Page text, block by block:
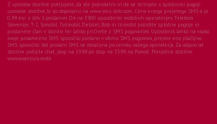
Z uporabo storitve potrjujete, da ste polnoletni in da se strinjate s splošnimi pogoji
uporabe storitve, ki so objavljeni na www.sms-stiki.com. Cena enega prejetega SMS-a je
0,99 eur z ddv. S poslanim DA na 3900 uporabniki mobilnih operaterjev, Telekom
Slovenije, T-2, Simobil, Tušmobil, Debitel, Bob in Izimobil potrdite splošne pogoje in
postanete član v storitvi ter lahko pričnete z SMS pogovorom. Uporabnik lahko na vsako
svoje posamezno SMS sporočilo poslano v okviru SMS pogovora, prejme eno plačljivo
SMS sporočilo. Vaš poslani SMS se obračuna po ceniku vašega operaterja. Za odjavo od
storitve pošljite chat_stop na 3399 ali stop na 3399 na Pomoč: Ponudnik storitve:
www.avantura.mobi